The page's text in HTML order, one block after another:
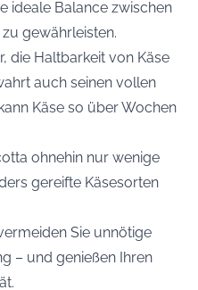
ideale Balance zwischen
gewährleisten.
die Haltbarkeit von Käse
auch seinen vollen
Käse so über Wochen
ohnehin nur wenige
gereifte Käsesorten
Sie unnötige
– und genießen Ihren